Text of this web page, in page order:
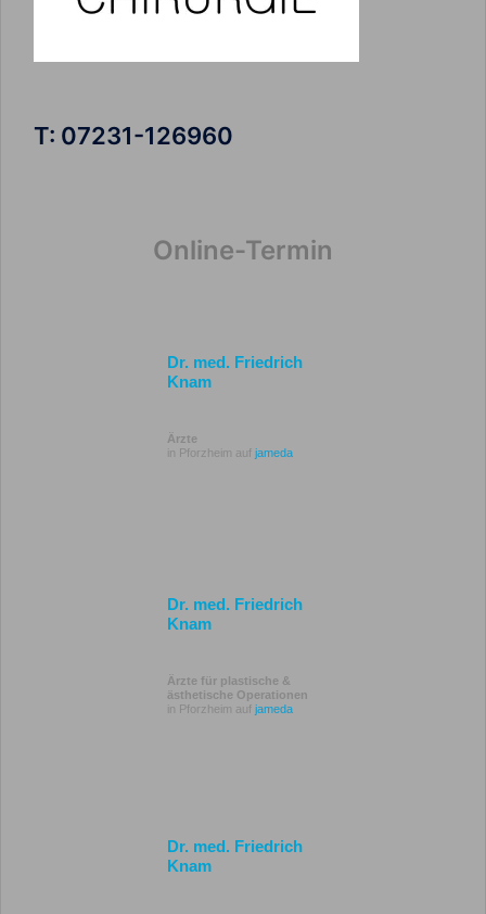
T: 07231-126960
Online-Termin
Dr. med. Friedrich
Knam
Ärzte
in Pforzheim auf jameda
Dr. med. Friedrich
Knam
Ärzte für plastische &
ästhetische Operationen
in Pforzheim auf jameda
Dr. med. Friedrich
Knam